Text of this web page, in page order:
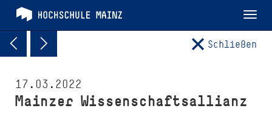
Schließen
17.03.2022
Mainzer Wis­sen­schaftsallianz